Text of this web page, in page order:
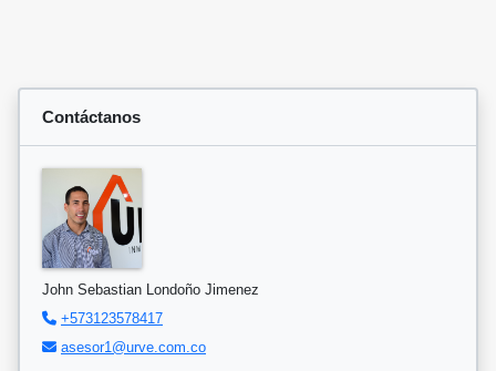
Contáctanos
John Sebastian Londoño Jimenez
+573123578417
asesor1@urve.com.co